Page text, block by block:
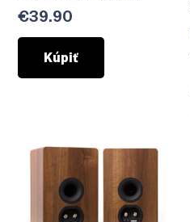
€39.90
Kúpiť